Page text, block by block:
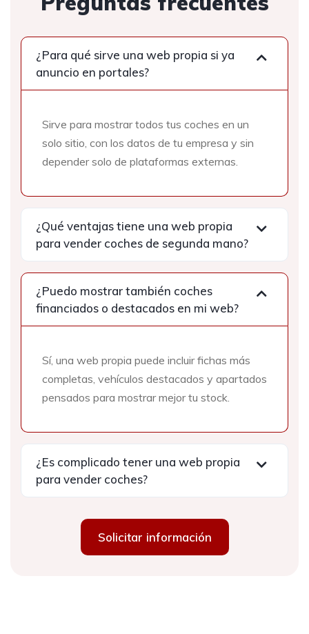
¿Para qué sirve una web propia si ya
anuncio en portales?
Sirve para mostrar todos tus coches en un
solo sitio, con los datos de tu empresa y sin
depender solo de plataformas externas.
¿Qué ventajas tiene una web propia
para vender coches de segunda mano?
¿Puedo mostrar también coches
financiados o destacados en mi web?
Sí, una web propia puede incluir fichas más
completas, vehículos destacados y apartados
pensados para mostrar mejor tu stock.
¿Es complicado tener una web propia
para vender coches?
Solicitar información